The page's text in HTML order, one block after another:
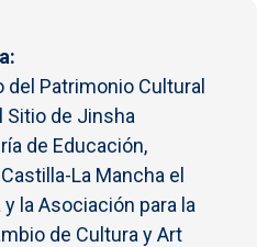
Patrimonio Cultural
Sitio de Jinsha
de Educación,
La Mancha el
la Asociación para la
de Cultura y Art